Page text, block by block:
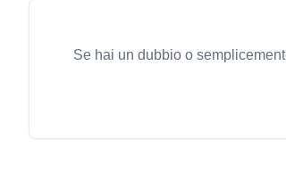
Se hai un dubbio o